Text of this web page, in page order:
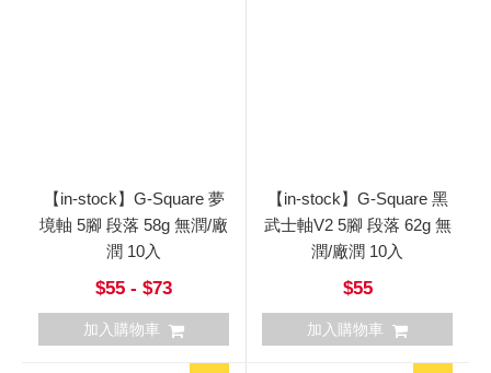
【in-stock】G-Square 夢
境軸 5腳 段落 58g 無潤/廠
潤 10入
$55 - $73
加入購物車
【in-stock】G-Square 黑
武士軸V2 5腳 段落 62g 無
潤/廠潤 10入
$55
加入購物車